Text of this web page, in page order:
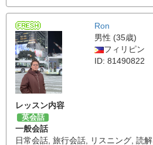
Ron
男性 (35歳)
フィリピン
ID: 81490822
レッスン内容
英会話
一般会話
日常会話 旅行会話 リスニング 読解